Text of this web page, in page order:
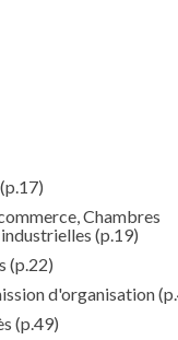
(p.17)
Chambres
(p.19)
(p.22)
d'organisation
(p.49)